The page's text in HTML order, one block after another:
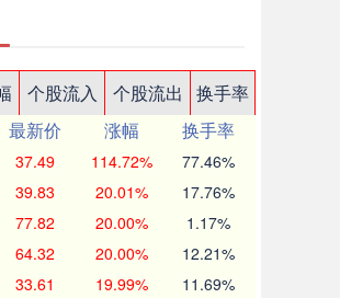
个股流入 个股流出
换手率
最新价 涨幅
换手率
37.49 114.72% 77.46%
39.83 20.01% 17.76%
77.82 20.00% 1.17%
64.32 20.00% 12.21%
33.61 19.99% 11.69%